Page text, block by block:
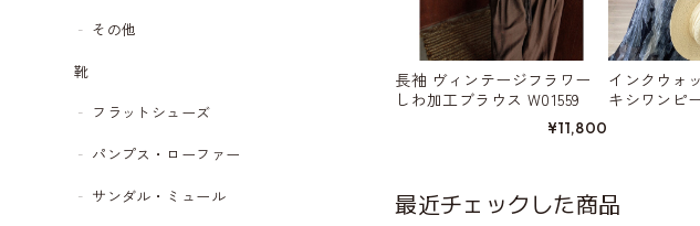
その他
靴
フラットシューズ
パンプス・ローファー
サンダル・ミュール
長袖 ヴィンテージフラワー
しわ加工ブラウス W01559
¥11,800
インクウォ
キシワンピ
最近チェックした商品